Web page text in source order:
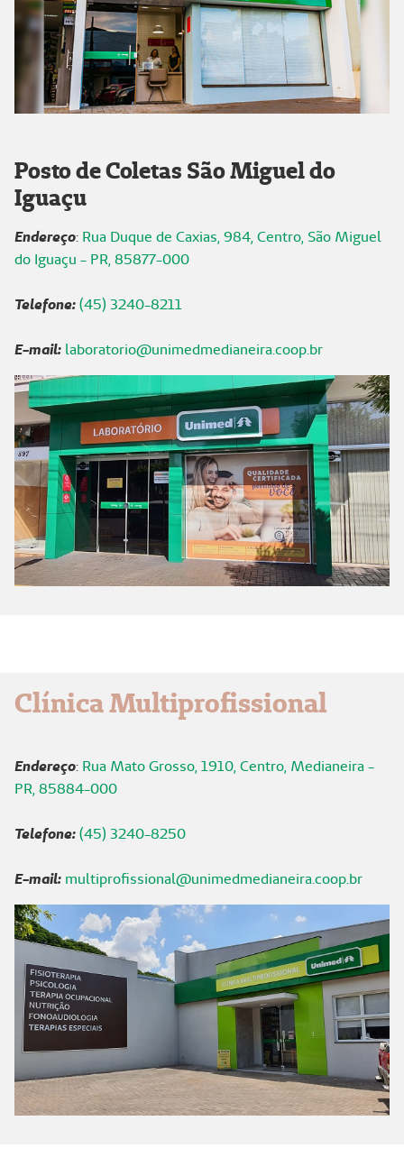
Posto de Coletas São Miguel do
Iguaçu
Endereço: Rua Duque de Caxias, 984, Centro, São Miguel
do Iguaçu - PR, 85877-000
Telefone:(45) 3240-8211
E-mail: laboratorio@unimedmedianeira.coop.br
Clínica Multiprofissional
Endereço: Rua Mato Grosso, 1910, Centro, Medianeira -
PR, 85884-000
Telefone:(45) 3240-8250
E-mail: multiprofissional@unimedmedianeira.coop.br